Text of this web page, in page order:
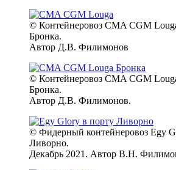
© Контейнеровоз CMA CGM
Бронка.
Автор Д.В. Филимонов
© Контейнеровоз CMA CGM
Бронка.
Автор Д.В. Филимонов.
© Фидерный контейнеровоз Egy
Ливорно.
Декабрь 2021. Автор В.Н.